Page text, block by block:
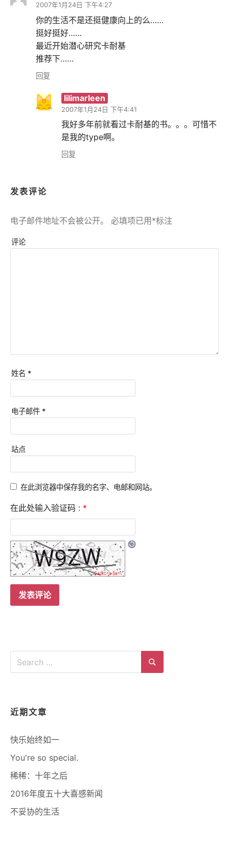
2007年1月24日 下午4:27
你的生活不是还挺健康向上的么……
挺好挺好……
最近开始潜心研究卡耐基
推荐下……
回复
lilimarleen
2007年1月24日 下午4:41
我好多年前就看过卡耐基的书。。。可惜不
是我的type啊。
回复
发表评论
电子邮件地址不会被公开。 必填项已用 *标注
评论
姓名 *
电子邮件 *
站点
在此浏览器中保存我的名字、电邮和网站。
在此处输入验证码 : *
Search
近期文章
快乐始终如一
You're so special.
稀稀：十年之后
2016年度五十大喜感新闻
不妥协的生活